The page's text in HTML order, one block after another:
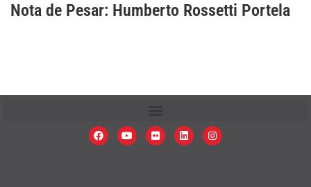
Nota de Pesar: Humberto Rossetti Portela